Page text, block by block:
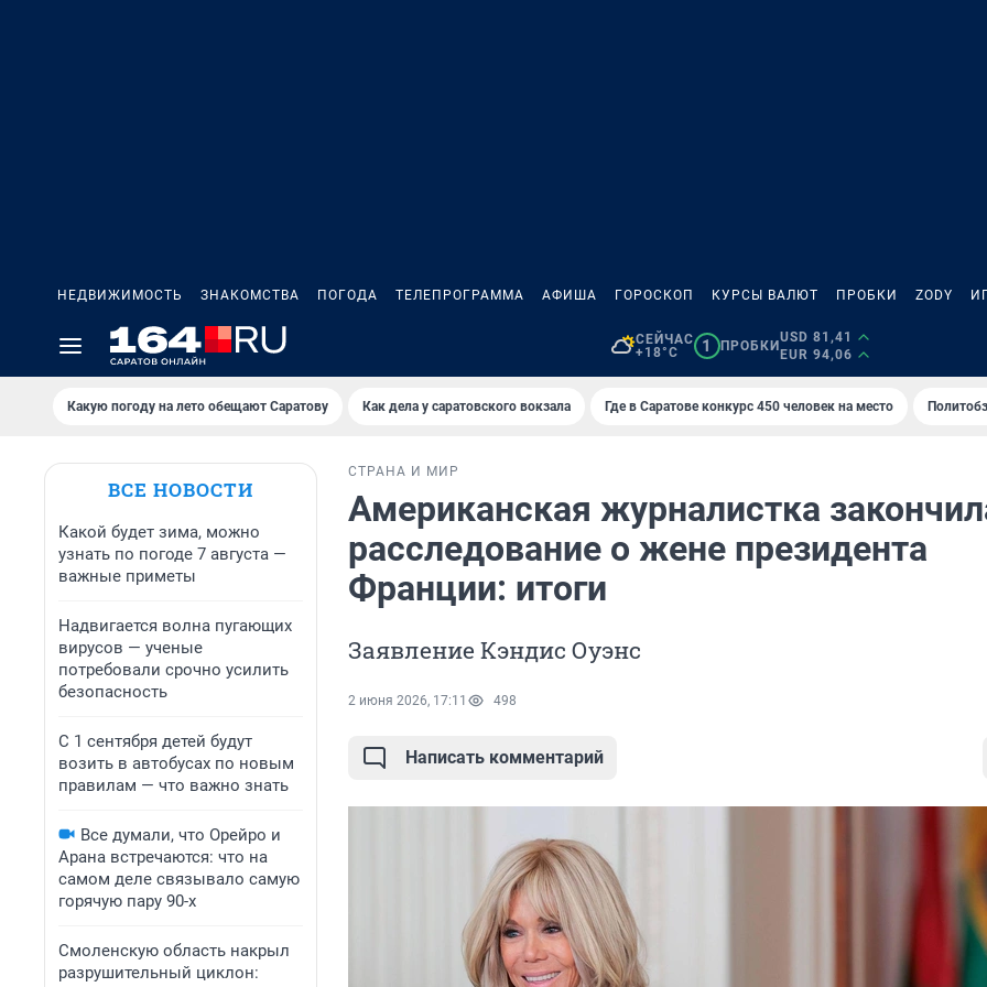
НЕДВИЖИМОСТЬ ЗНАКОМСТВА ПОГОДА ТЕЛЕПРОГРАММА АФИША ГОРОСКОП КУРСЫ ВАЛЮТ ПРОБКИ ZODY
СЕЙЧАС
+18°C
1 ПРОБКИ
USD 81,41
EUR 94,06
Какую погоду на лето обещают Саратову Как дела у саратовского вокзала Где в Саратове конкурс 450 человек на место
ВСЕ НОВОСТИ
Какой будет зима, можно
узнать по погоде 7 августа —
важные приметы
Надвигается волна пугающих
вирусов — ученые
потребовали срочно усилить
безопасность
С 1 сентября детей будут
возить в автобусах по новым
правилам — что важно знать
Все думали, что Орейро и
Арана встречаются: что на
самом деле связывало самую
горячую пару 90-х
Смоленскую область накрыл
разрушительный циклон:
СТРАНА И МИР
Американская журналистка
расследование о жене президента
Франции: итоги
Заявление Кэндис Оуэнс
2 июня 2026, 17:11 498
Написать комментарий